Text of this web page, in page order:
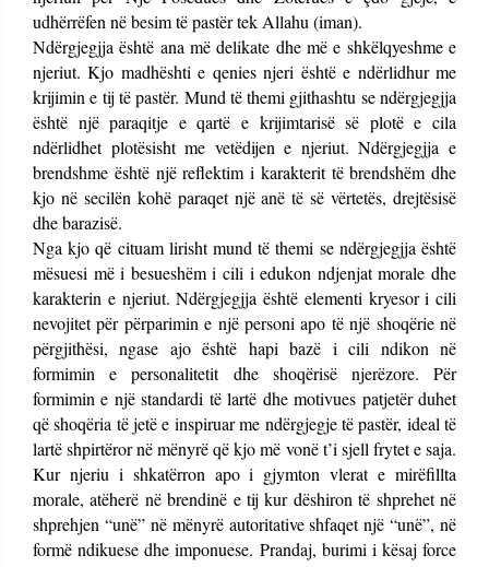
udhërrëfen në besim të pastër tek Allahu (iman).
Ndërgjegjja është ana më delikate dhe më e shkëlqyeshme e
njeriut. Kjo madhështi e qenies njeri është e ndërlidhur me
krijimin e tij të pastër. Mund të themi gjithashtu se ndërgjegjja
është një paraqitje e qartë e krijimtarisë së plotë e cila
ndërlidhet plotësisht me vetëdijen e njeriut. Ndërgjegjja e
brendshme është një reflektim i karakterit të brendshëm dhe
kjo në secilën kohë paraqet një anë të së vërtetës, drejtësisë
dhe barazisë.
Nga kjo që cituam lirisht mund të themi se ndërgjegjja është
mësuesi më i besueshëm i cili i edukon ndjenjat morale dhe
karakterin e njeriut. Ndërgjegjja është elementi kryesor i cili
nevojitet për përparimin e një personi apo të një shoqërie në
përgjithësi, ngase ajo është hapi bazë i cili ndikon në
formimin e personalitetit dhe shoqërisë njerëzore. Për
formimin e një standardi të lartë dhe motivues patjetër duhet
që shoqëria të jetë e inspiruar me ndërgjegje të pastër, ideal të
lartë shpirtëror në mënyrë që kjo më vonë t’i sjell frytet e saja.
Kur njeriu i shkatërron apo i gjymton vlerat e mirëfillta
morale, atëherë në brendinë e tij kur dëshiron të shprehet në
shprehjen “unë” në mënyrë autoritative shfaqet një “unë”, në
formë ndikuese dhe imponuese. Prandaj, burimi i kësaj force